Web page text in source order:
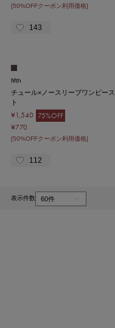
[50%OFFクーポン利用価格]
143
fifth
チュール×ノースリーブワンピー
ト
¥1,540 75%OFF
¥770
[50%OFFクーポン利用価格]
112
表示件数